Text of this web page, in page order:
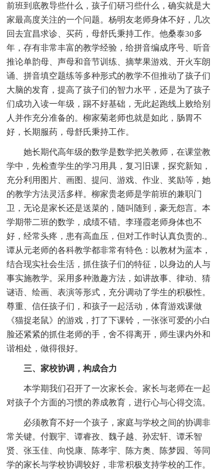
前班到底教导些什么，孩子们研习些什么，确实就是大
家最高度关注的一个问题。杨明友老师身体不好，几次
回去宜昌求诊、买药，母舒氏秉持工作。他桑泰30多
年，存有非常丰富的教学经验，给拼音编成序号、听音
推论单韵母、声母和音节训练、摘苹果游戏、开火车朗
诵、拼音填空题练等多种形式的教学不但推动了孩子们
大脑的发育，提高了孩子们的智力水平，还是为了孩子
们成功入读一年级，踢不好基础，无此起跑线上败给别
人并作充分准备的。柳家菊老师也就是如此，肠胃不
好，长期服药，母舒氏秉持工作。
她长期代高年级的数学是数学把关教师，在课堂教
学中，先检查学生的学习用具，复习旧课，探究新知，
充分利用图片、画图、提问、游戏、作业、奖励等，她
的教学方法灵活多样。柳家贵老师是学前班的兼职门
卫，无论是家长还是送菜的，随叫随到，豪无怨言。本
学期带二班的数学，成绩不错。李瑾霞老师身体也不
好，经常头疼，患有高血压，但对工作时认真负责的.。
谭从元老师的各科教学都非常有特色：以教材为蓝本，
结合现实社会生活，抓住孩子们的特征，以身边的人与
事实施教学。采用多种激趣方法，如讲故事、律动、猜
谜语、绘画、表演等形式，充分调动了学生的积极性。
尊重、信任孩子们，和孩子一起活动，体育游戏课做
《猫捉老鼠》的游戏，打了下课铃，一张张可爱的小白
脸还紧紧的抓住老师的手，舍不得离开，师生课内外和
谐相处，做得很好。
三、家校协调，构成合力
本学期我们召开了一次家长会。家长与老师在一起
对孩子个方面的习惯的养成教育，进行心与心得交流。
必须教育不好一个孩子，家庭与学校之间的协调非
常关键。付觐宇、谭睿孜、魏子越、孙宏轩、谭禾智
贤、张玉佳、向悦康、陈孝宇、陈方奥、陈梦园、等同
学的家长与学校协调较好，非常积极支持学校的工作。